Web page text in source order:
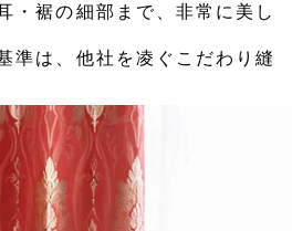
・裾の細部まで、非常に美し
準は、他社を凌ぐこだわり縫